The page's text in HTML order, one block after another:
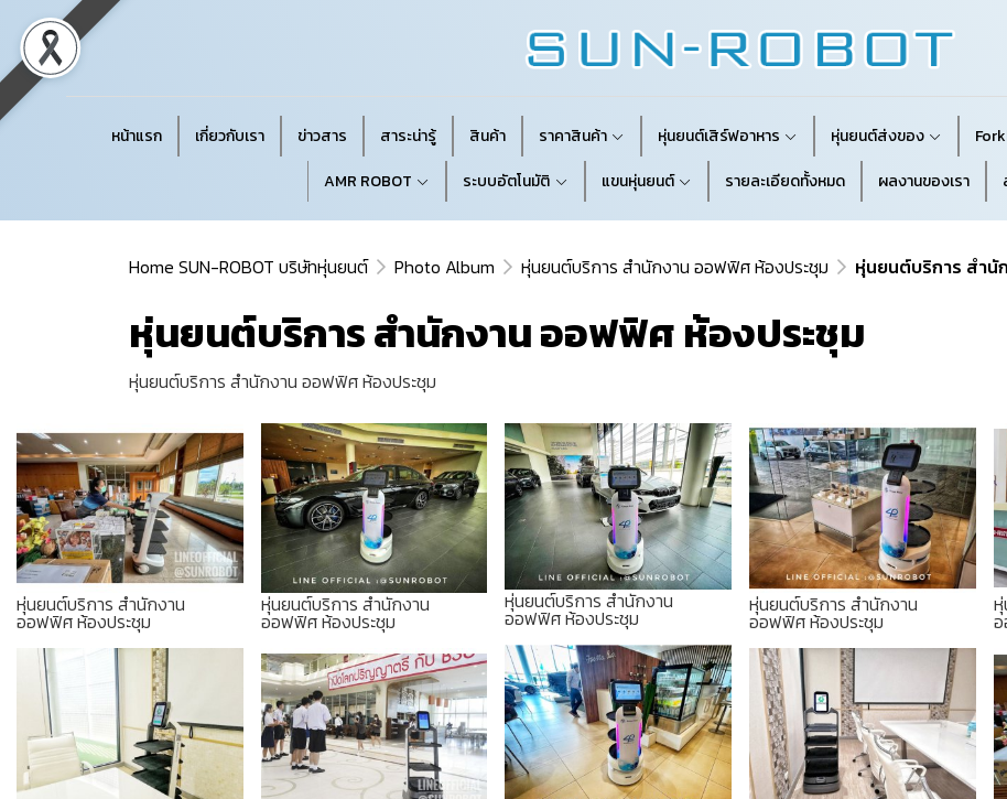
หน้าแรก เกี่ยวกับเรา ข่าวสาร สาระน่ารู้ สินค้า ราคาสินค้า หุ่นยนต์เสิร์ฟอาหาร หุ่นยนต์ส่งของ
AMR ROBOT
ระบบอัตโนมัติ แขนหุ่นยนต์ รายละเอียดทั้งหมด ผลงานของเรา
Home SUN-ROBOT บริษัทหุ่นยนต์ Photo Album หุ่นยนต์บริการ สำนักงาน ออฟฟิศ ห้องประชุม หุ่นยนต์บริการ สำนั
หุ่นยนต์บริการ สำนักงาน ออฟฟิศ ห้องประชุม
หุ่นยนต์บริการ สำนักงาน ออฟฟิศ ห้องประชุม
หุ่นยนต์บริการ สำนักงาน
ออฟฟิศ ห้องประชุม
หุ่นยนต์บริการ สำนักงาน
ออฟฟิศ ห้องประชุม
หุ่นยนต์บริการ สำนักงาน
ออฟฟิศ ห้องประชุม
หุ่นยนต์บริการ สำนักงาน
ออฟฟิศ ห้องประชุม